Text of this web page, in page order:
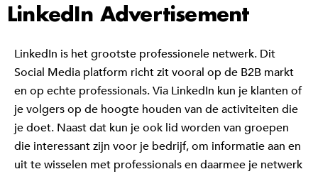
LinkedIn Advertisement
LinkedIn is het grootste professionele netwerk. Dit
Social Media platform richt zit vooral op de B2B markt
en op echte professionals. Via LinkedIn kun je klanten of
je volgers op de hoogte houden van de activiteiten die
je doet. Naast dat kun je ook lid worden van groepen
die interessant zijn voor je bedrijf, om informatie aan en
uit te wisselen met professionals en daarmee je netwerk